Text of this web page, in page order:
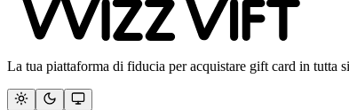
La tua piattaforma di fiducia per acquistare gift card in tutta